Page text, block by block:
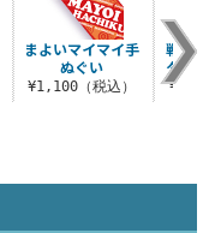
まよいマイマイ手
ぬぐい
¥1,100（税込）
戦場
タつ